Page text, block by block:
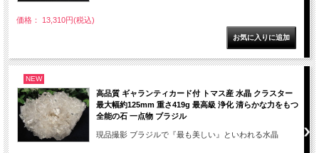
価格： 13,310円(税込)
NEW
高品質 ギャランティカード付 トマス産 水晶 クラスター
最大幅約125mm 重さ419g 最高級 浄化 清らかな力をもつ
全能の石 一点物 ブラジル
現品撮影 ブラジルで『最も美しい』といわれる水晶